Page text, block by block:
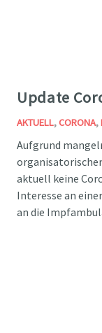
Update
AKTUELL,CORONA,
Aufgrund
aktuell keine
Interesse an
an die